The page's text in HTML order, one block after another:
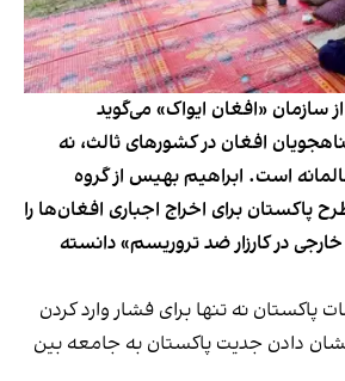
سازمان «افغان ایواک» می‌گوید
افغان در کشورهای ثالث، نه
است. ابراهیم بهیس از گروه
پاکستان برای اخراج اجباری افغان‌ها را
در کارزار ضد تروریسم» دانسته
پاکستان نه تنها برای فشار وارد کردن
نشان دادن جدیت پاکستان به جامعه بین